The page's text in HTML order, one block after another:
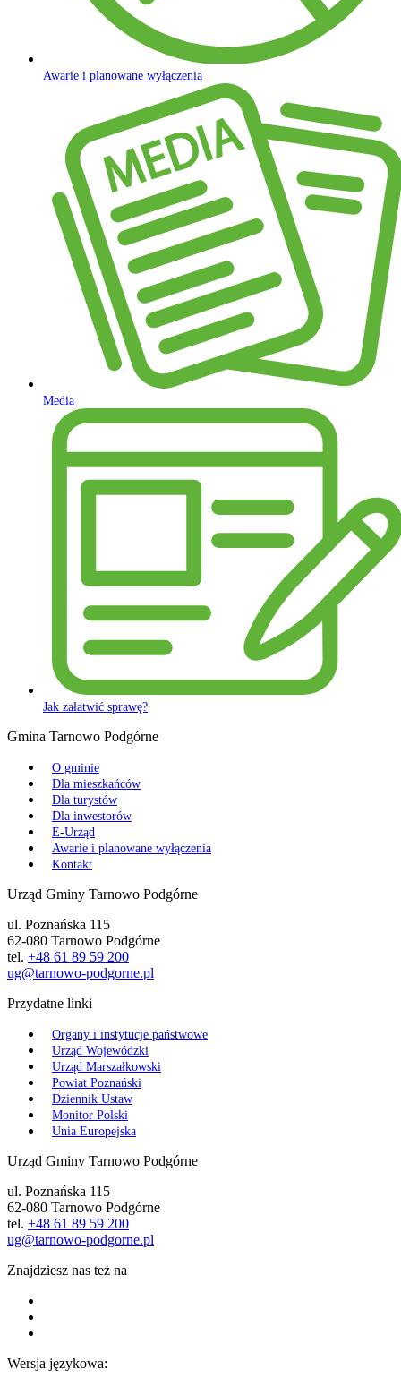
Awarie i planowane wyłączenia
Media
Jak załatwić sprawę?
Gmina Tarnowo Podgórne
O gminie
Dla mieszkańców
Dla turystów
Dla inwestorów
E-Urząd
Awarie i planowane wyłączenia
Kontakt
Urząd Gminy Tarnowo Podgórne
ul. Poznańska 115
62-080 Tarnowo Podgórne
tel. +48 61 89 59 200
ug@tarnowo-podgorne.pl
Przydatne linki
Organy i instytucje państwowe
Urząd Wojewódzki
Urząd Marszałkowski
Powiat Poznański
Dziennik Ustaw
Monitor Polski
Unia Europejska
Urząd Gminy Tarnowo Podgórne
ul. Poznańska 115
62-080 Tarnowo Podgórne
tel. +48 61 89 59 200
ug@tarnowo-podgorne.pl
Znajdziesz nas też na
Wersja językowa: